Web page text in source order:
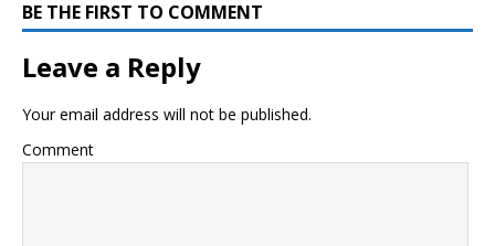
BE THE FIRST TO COMMENT
Leave a Reply
Your email address will not be published.
Comment